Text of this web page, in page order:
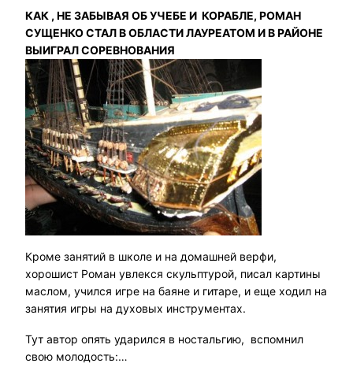
КАК , НЕ ЗАБЫВАЯ ОБ УЧЕБЕ И КОРАБЛЕ, РОМАН
СУЩЕНКО СТАЛ В ОБЛАСТИ ЛАУРЕАТОМ И В РАЙОНЕ
ВЫИГРАЛ СОРЕВНОВАНИЯ
Кроме занятий в школе и на домашней верфи,
хорошист Роман увлекся скульптурой, писал картины
маслом, учился игре на баяне и гитаре, и еще ходил на
занятия игры на духовых инструментах.
Тут автор опять ударился в ностальгию, вспомнил
свою молодость:…